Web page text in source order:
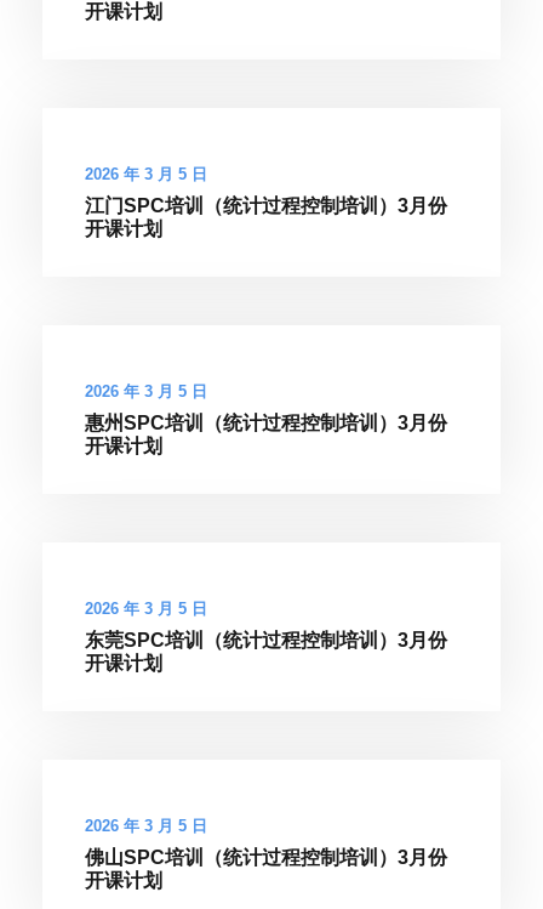
开课计划
2026 年 3 月 5 日
江门SPC培训（统计过程控制培训）3月份
开课计划
2026 年 3 月 5 日
惠州SPC培训（统计过程控制培训）3月份
开课计划
2026 年 3 月 5 日
东莞SPC培训（统计过程控制培训）3月份
开课计划
2026 年 3 月 5 日
佛山SPC培训（统计过程控制培训）3月份
开课计划